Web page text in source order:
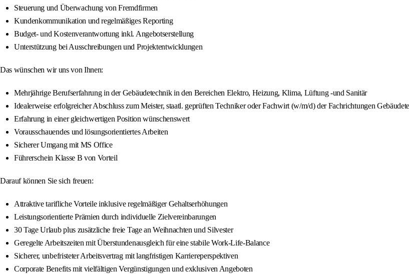
Steuerung und Überwachung von Fremdfirmen
Kundenkommunikation und regelmäßiges Reporting
Budget- und Kostenverantwortung inkl. Angebotserstellung
Unterstützung bei Ausschreibungen und Projektentwicklungen
Das wünschen wir uns von Ihnen:
Mehrjährige Berufserfahrung in der Gebäudetechnik in den Bereichen Elektro, Heizung, Klima, Lüftung -und Sanitär
Idealerweise erfolgreicher Abschluss zum Meister, staatl. geprüften Techniker oder Fachwirt (w/m/d) der Fachrichtungen
Erfahrung in einer gleichwertigen Position wünschenswert
Vorausschauendes und lösungsorientiertes Arbeiten
Sicherer Umgang mit MS Office
Führerschein Klasse B von Vorteil
Darauf können Sie sich freuen:
Attraktive tarifliche Vorteile inklusive regelmäßiger Gehaltserhöhungen
Leistungsorientierte Prämien durch individuelle Zielvereinbarungen
30 Tage Urlaub plus zusätzliche freie Tage an Weihnachten und Silvester
Geregelte Arbeitszeiten mit Überstundenausgleich für eine stabile Work-Life-Balance
Sicherer, unbefristeter Arbeitsvertrag mit langfristigen Karriereperspektiven
Corporate Benefits mit vielfältigen Vergünstigungen und exklusiven Angeboten